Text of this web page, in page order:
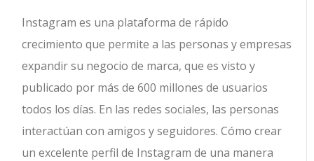
Instagram es una plataforma de rápido
crecimiento que permite a las personas y empresas
expandir su negocio de marca, que es visto y
publicado por más de 600 millones de usuarios
todos los días. En las redes sociales, las personas
interactúan con amigos y seguidores. Cómo crear
un excelente perfil de Instagram de una manera